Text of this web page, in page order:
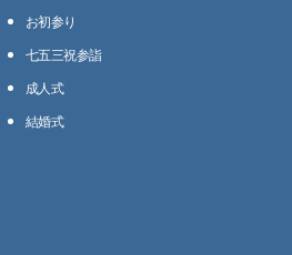
お初参り
七五三祝参詣
成人式
結婚式